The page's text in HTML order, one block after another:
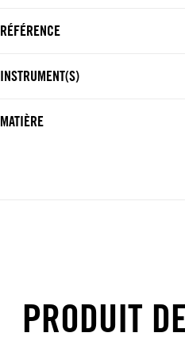
RÉFÉRENCE
INSTRUMENT(S)
MATIÈRE
PRODUIT